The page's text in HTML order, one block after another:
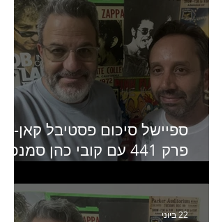
ספיישל סיכום פסטיבל קאן-
פרק 441 עם קובי כהן
22 ביוני